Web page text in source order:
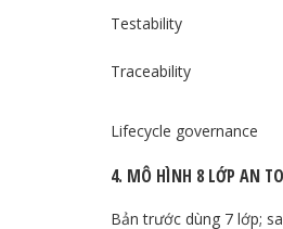
Testability
Traceability
Lifecycle governance
4. MÔ HÌNH 8 LỚP AN
Bản trước dùng 7 lớp;